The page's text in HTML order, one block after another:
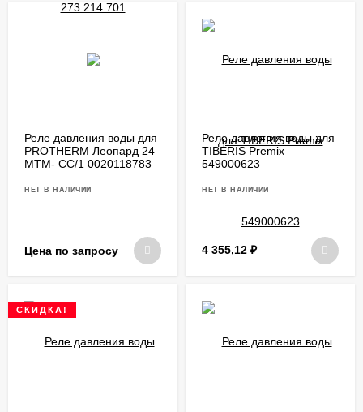
Реле давления воды для
PROTHERM Леопард 24
МТМ- СС/1 0020118783
НЕТ В НАЛИЧИИ
Цена по запросу
Реле давления воды для
TIBERIS Premix
549000623
НЕТ В НАЛИЧИИ
4 355,12 ₽
СКИДКА!